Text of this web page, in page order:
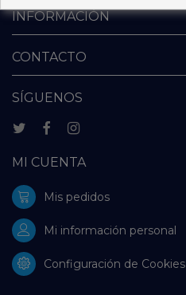
INFORMACIÓN
CONTACTO
SÍGUENOS
MI CUENTA
Mis pedidos
Mi información personal
Configuración de Cookies